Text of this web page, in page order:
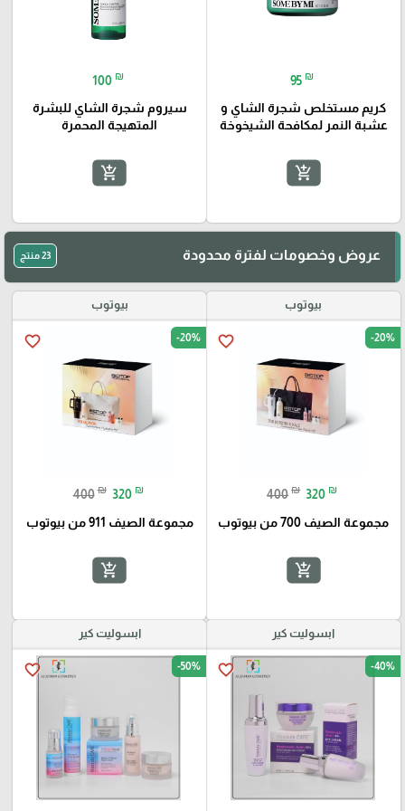
95 ₪
كريم مستخلص شجرة الشاي و
عشبة النمر لمكافحة الشيخوخة
add_shopping_cart
100 ₪
سيروم شجرة الشاي للبشرة
المتهيجة المحمرة
add_shopping_cart
عروض وخصومات لفترة محدودة 23 منتج
بيوتوب
favorite_border -20%
400 ₪ 320 ₪
مجموعة الصيف 700 من بيوتوب
add_shopping_cart
بيوتوب
favorite_border -20%
400 ₪ 320 ₪
مجموعة الصيف 911 من بيوتوب
add_shopping_cart
ابسوليت كير
favorite_border -40%
ابسوليت كير
favorite_border -50%